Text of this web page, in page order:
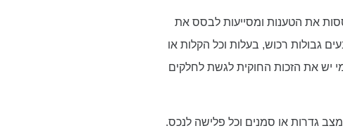
את הטענות ומסייעות לבסס את
גבולות רכוש, בעלות וכל הקלות או
יש את הזכות החוקית לגשת לחלקים
מצב גדרות או סמנים וכל פלישה לנכס.